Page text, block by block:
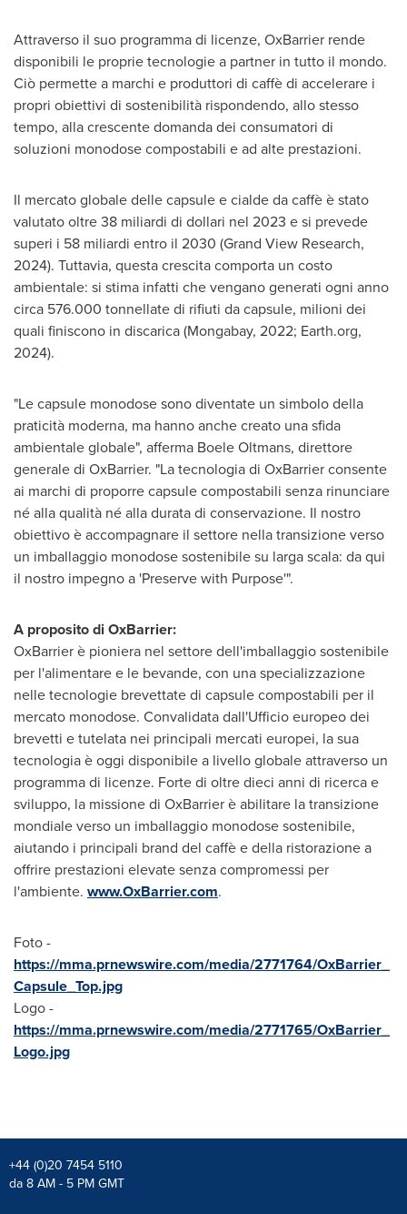
Attraverso il suo programma di licenze, OxBarrier rende
disponibili le proprie tecnologie a partner in tutto il mondo.
Ciò permette a marchi e produttori di caffè di accelerare i
propri obiettivi di sostenibilità rispondendo, allo stesso
tempo, alla crescente domanda dei consumatori di
soluzioni monodose compostabili e ad alte prestazioni.
Il mercato globale delle capsule e cialde da caffè è stato
valutato oltre 38 miliardi di dollari nel 2023 e si prevede
superi i 58 miliardi entro il 2030 (Grand View Research,
2024). Tuttavia, questa crescita comporta un costo
ambientale: si stima infatti che vengano generati ogni anno
circa 576.000 tonnellate di rifiuti da capsule, milioni dei
quali finiscono in discarica (Mongabay, 2022; Earth.org,
2024).
"Le capsule monodose sono diventate un simbolo della
praticità moderna, ma hanno anche creato una sfida
ambientale globale", afferma Boele Oltmans, direttore
generale di OxBarrier. "La tecnologia di OxBarrier consente
ai marchi di proporre capsule compostabili senza rinunciare
né alla qualità né alla durata di conservazione. Il nostro
obiettivo è accompagnare il settore nella transizione verso
un imballaggio monodose sostenibile su larga scala: da qui
il nostro impegno a 'Preserve with Purpose'".
A proposito di OxBarrier:
OxBarrier è pioniera nel settore dell'imballaggio sostenibile
per l'alimentare e le bevande, con una specializzazione
nelle tecnologie brevettate di capsule compostabili per il
mercato monodose. Convalidata dall'Ufficio europeo dei
brevetti e tutelata nei principali mercati europei, la sua
tecnologia è oggi disponibile a livello globale attraverso un
programma di licenze. Forte di oltre dieci anni di ricerca e
sviluppo, la missione di OxBarrier è abilitare la transizione
mondiale verso un imballaggio monodose sostenibile,
aiutando i principali brand del caffè e della ristorazione a
offrire prestazioni elevate senza compromessi per
l'ambiente. www.OxBarrier.com.
Foto -
https://mma.prnewswire.com/media/2771764/OxBarrier_
Capsule_Top.jpg
Logo -
https://mma.prnewswire.com/media/2771765/OxBarrier_
Logo.jpg
+44 (0)20 7454 5110
da 8 AM - 5 PM GMT